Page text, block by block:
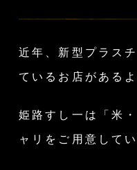
近年、新型プラス
ているお店がある
姫路すし一は「米
ャリをご用意してい